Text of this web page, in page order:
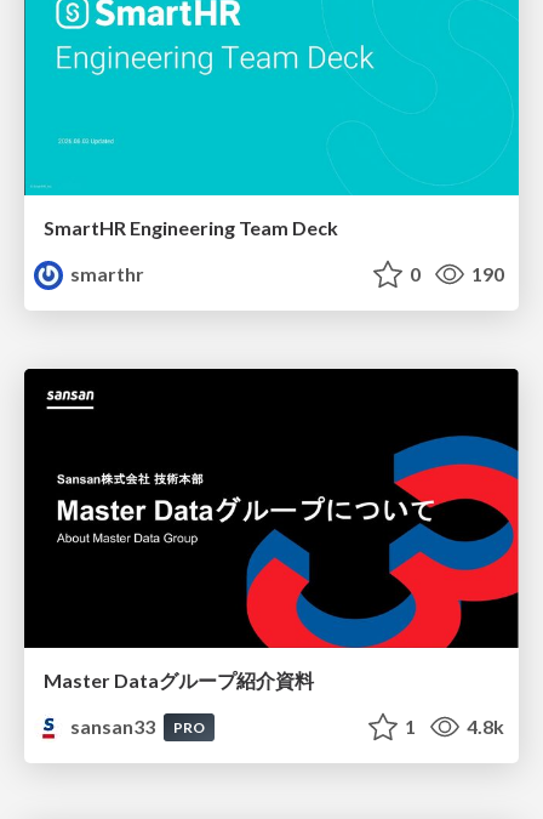
SmartHR Engineering Team Deck
smarthr
0 190
Master Dataグループ紹介資料
sansan33
PRO 1 4.8k